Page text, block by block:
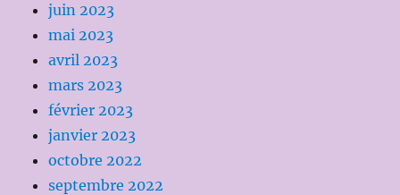
juin 2023
mai 2023
avril 2023
mars 2023
février 2023
janvier 2023
octobre 2022
septembre 2022